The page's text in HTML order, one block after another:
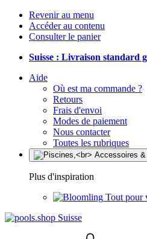
Revenir au menu
Accéder au contenu
Consulter le panier
Suisse : Livraison standard
Aide
Où est ma commande ?
Retours
Frais d'envoi
Modes de paiement
Nous contacter
Toutes les rubriques
Plus d'inspiration
Tout pour